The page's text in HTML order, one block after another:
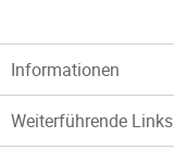
Informationen
Weiterführende Links